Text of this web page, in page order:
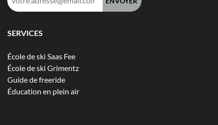
e-
SERVICES
École de ski Saas Fee
École de ski Grimentz
Guide de freeride
Éducation en plein air